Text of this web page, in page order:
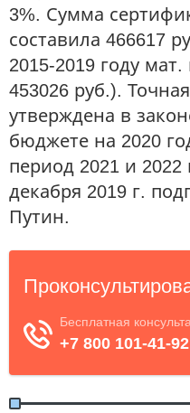
3%. Сумма
составила 466617
2015-2019 году
453026 руб.).
утверждена в
бюджете на 2020
период 2021 и 2022
декабря 2019 г.
Путин.